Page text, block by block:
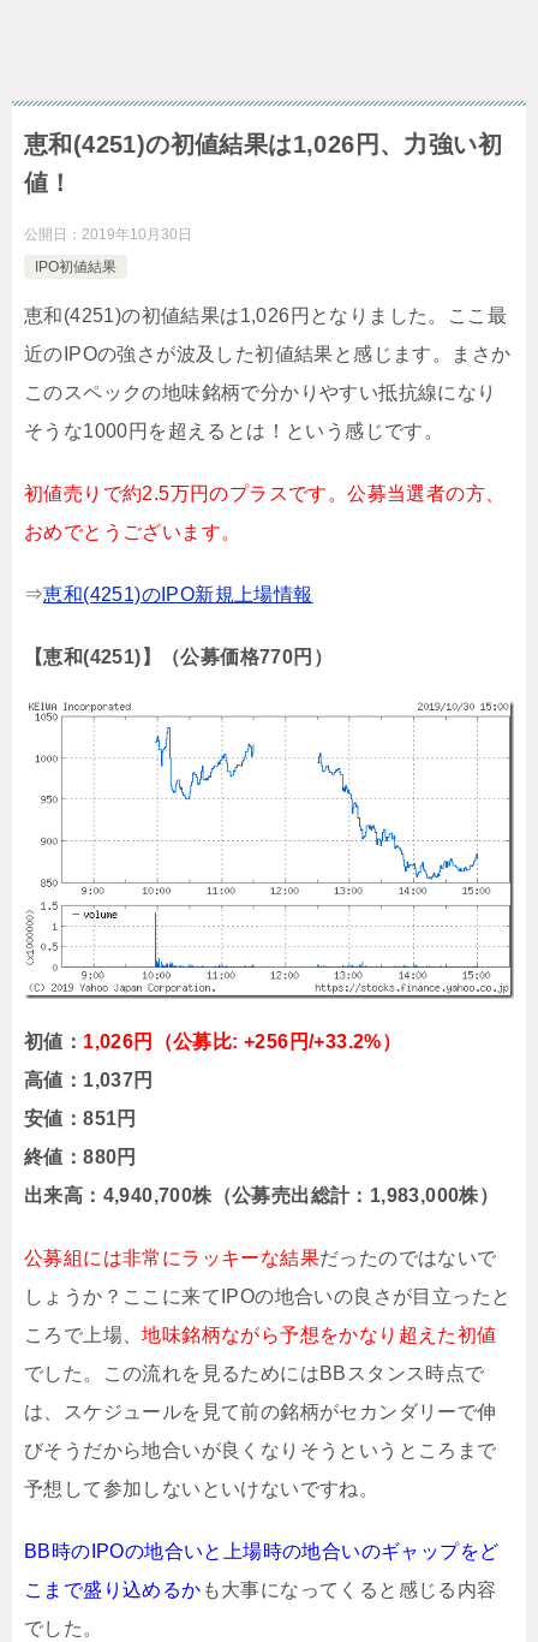
恵和(4251)の初値結果は1,026円、力強い初
値！
公開日： 2019年10月30日
IPO初値結果
恵和(4251)の初値結果は1,026円となりました。ここ最
近のIPOの強さが波及した初値結果と感じます。まさか
このスペックの地味銘柄で分かりやすい抵抗線になり
そうな1000円を超えるとは！という感じです。
初値売りで約2.5万円のプラスです。公募当選者の方、
おめでとうございます。
⇒恵和(4251)のIPO新規上場情報
【恵和(4251)】（公募価格770円）
初値： 1,026円（公募比: +256円/+33.2%）
高値：1,037円
安値：851円
終値：880円
出来高：4,940,700株（公募売出総計：1,983,000株）
公募組には非常にラッキーな結果だったのではないで
しょうか？ここに来てIPOの地合いの良さが目立ったと
ころで上場、地味銘柄ながら予想をかなり超えた初値
でした。この流れを見るためにはBBスタンス時点で
は、スケジュールを見て前の銘柄がセカンダリーで伸
びそうだから地合いが良くなりそうというところまで
予想して参加しないといけないですね。
BB時のIPOの地合いと上場時の地合いのギャップをど
こまで盛り込めるか も大事になってくると感じる内容
でした。